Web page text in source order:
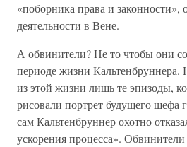
«поборника права и законности»,
деятельности в Вене.
А обвинители? Не то чтобы они
периоде жизни
из этой жизни лишь те эпизоды,
рисовали портрет будущего шефа
сам Кальтенбруннер охотно
ускорения процесса».